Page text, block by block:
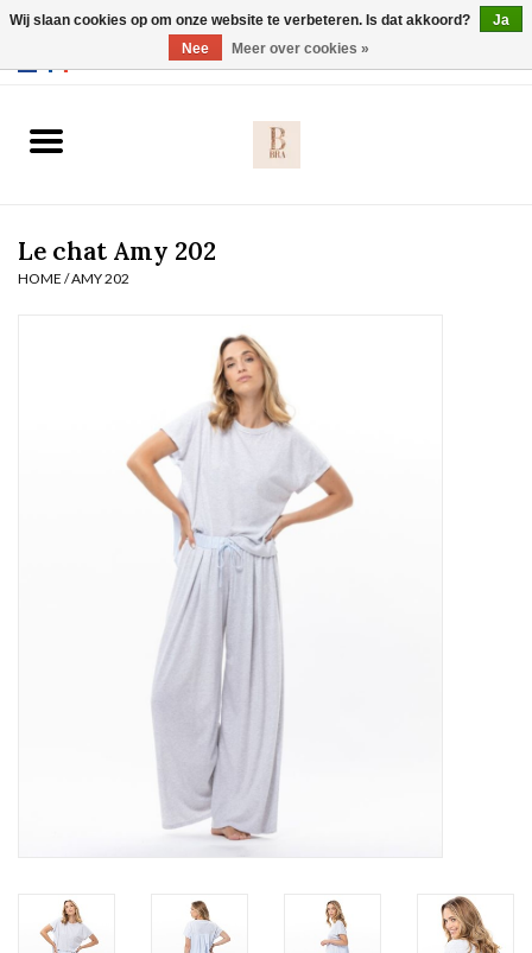
Slip
Lingerie-accessoires
Le chat Amy 202
HOME /AMY 202
Wij slaan cookies op om onze website te verbeteren. Is dat akkoord?
Ja
Nee
Meer over cookies »
Webshop werkt met EU maten. .